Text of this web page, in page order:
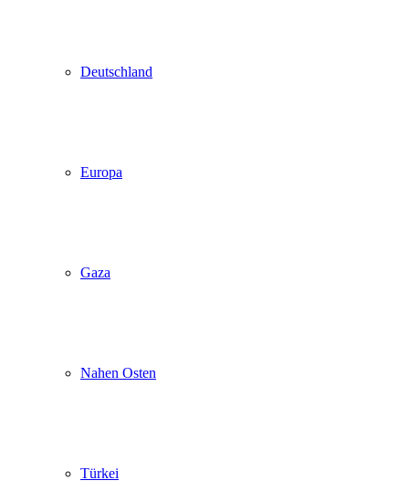
Deutschland
Europa
Gaza
Nahen Osten
Türkei